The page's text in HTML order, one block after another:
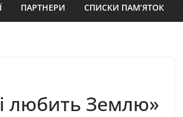
ПАРТНЕРИ СПИСКИ ПАМ’ЯТОК
любить Землю»